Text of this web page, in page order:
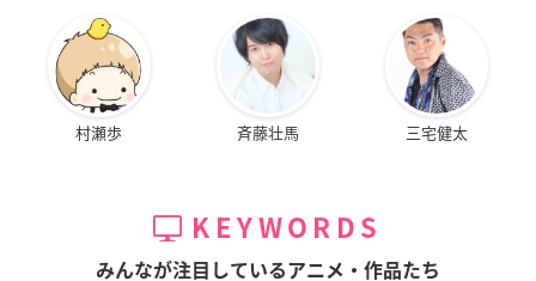
村瀬歩 斉藤壮馬 三宅健太
KEYWORDS
みんなが注目しているアニメ・作品たち